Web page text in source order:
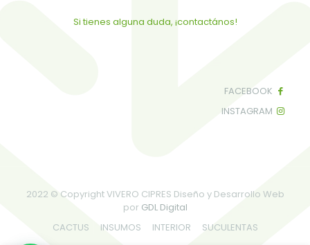
Si tienes alguna duda, ¡contactános!
FACEBOOK
INSTAGRAM
2022 © Copyright VIVERO CIPRES Diseño y Desarrollo Web
por GDL Digital
CACTUS
INSUMOS INTERIOR SUCULENTAS